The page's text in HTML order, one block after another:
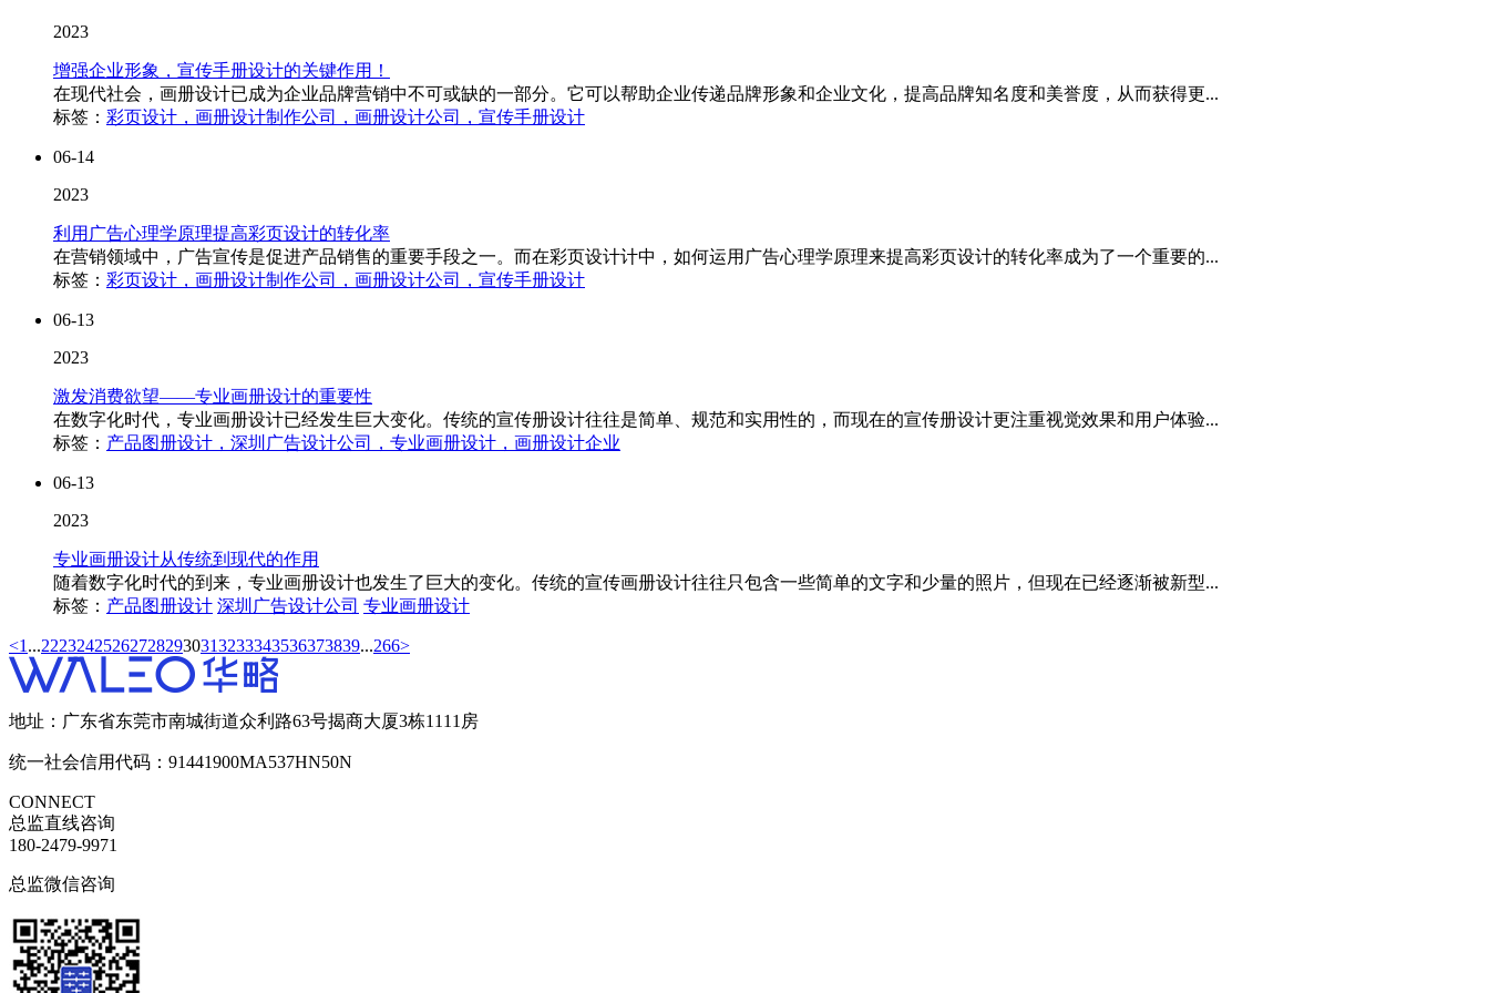
2023
增强企业形象，宣传手册设计的关键作用！
在现代社会，画册设计已成为企业品牌营销中不可或缺的一部分。它可以帮助企业传递品牌形象和企业文化，提高品牌知名度和美誉度，从而获得更...
标签： 彩页设计，画册设计制作公司，画册设计公司，宣传手册设计
06-14
2023
利用广告心理学原理提高彩页设计的转化率
在营销领域中，广告宣传是促进产品销售的重要手段之一。而在彩页设计计中，如何运用广告心理学原理来提高彩页设计的转化率成为了一个重要的...
标签： 彩页设计，画册设计制作公司，画册设计公司，宣传手册设计
06-13
2023
激发消费欲望——专业画册设计的重要性
在数字化时代，专业画册设计已经发生巨大变化。传统的宣传册设计往往是简单、规范和实用性的，而现在的宣传册设计更注重视觉效果和用户体验...
标签： 产品图册设计，深圳广告设计公司，专业画册设计，画册设计企业
06-13
2023
专业画册设计从传统到现代的作用
随着数字化时代的到来，专业画册设计也发生了巨大的变化。传统的宣传画册设计往往只包含一些简单的文字和少量的照片，但现在已经逐渐被新型...
标签： 产品图册设计 深圳广告设计公司 专业画册设计
<1 ...222324252627282930313233343536373839...266>
地址：广东省东莞市南城街道众利路63号揭商大厦3栋1111房
统一社会信用代码：91441900MA537HN50N
CONNECT
总监直线咨询
180-2479-9971
总监微信咨询